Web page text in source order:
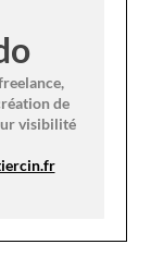
de
visibilité